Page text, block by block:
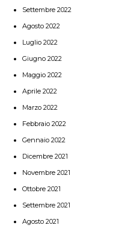
Settembre 2022
Agosto 2022
Luglio 2022
Giugno 2022
Maggio 2022
Aprile 2022
Marzo 2022
Febbraio 2022
Gennaio 2022
Dicembre 2021
Novembre 2021
Ottobre 2021
Settembre 2021
Agosto 2021